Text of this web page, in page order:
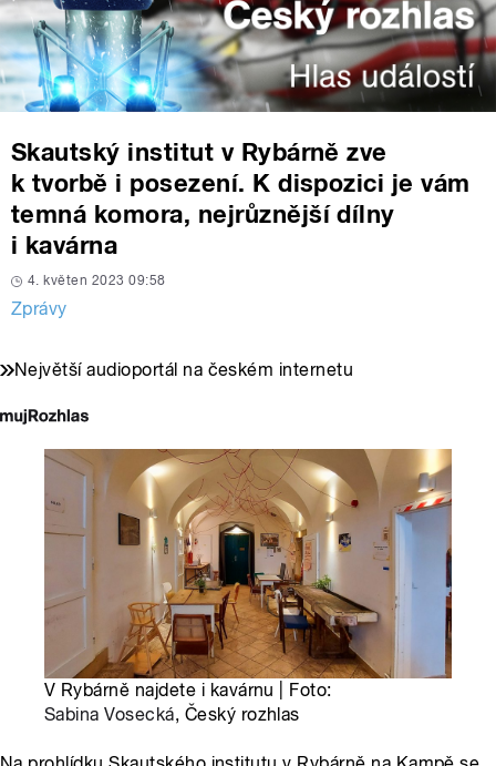
Skautský institut v Rybárně zve
k tvorbě i posezení. K dispozici je vám
temná komora, nejrůznější dílny
i kavárna
4. květen 2023 09:58
Zprávy
Největší audioportál na českém internetu
V Rybárně najdete i kavárnu | Foto:
Sabina Vosecká, Český rozhlas